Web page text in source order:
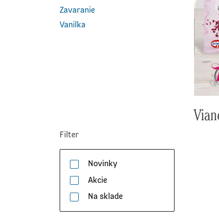
Zavaranie
Vanilka
Filter
Novinky
Akcie
Na sklade